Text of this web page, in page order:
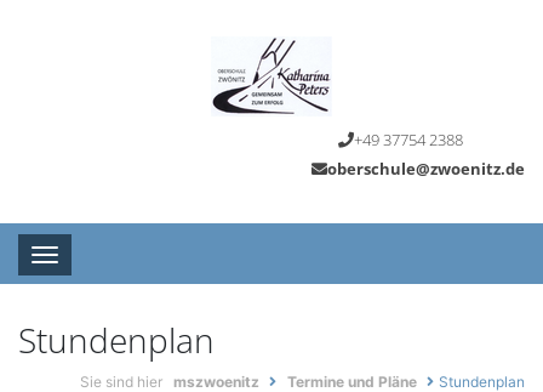
+49 37754 2388
oberschule@zwoenitz.de
Toggle navigation
Stundenplan
Sie sind hier mszwoenitz Termine und Pläne Stundenplan